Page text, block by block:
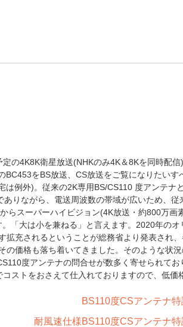
の4K8K衛星放送(NHKのみ4K＆8Kを同時配信
BC453をBS放送、CS放送をご覧になりたいす
は例外)。従来の2K専用BS/CS110 度アンテナ
りながら、電送周波数の帯域が広いため、従
らスーパーハイビジョン(4K放送・約800万画
「大は小を兼ねる」と言えます。2020年のオ
拡充されるということが総務省より発表され、
の価格も落ち着いてきました。そのような状況
度アンテナの問合せが数多く寄せられてお
ストをおさえて仕入れておりますので、低価
BS110度CSアンテナ
耐風速仕様BS110度CSアンテナ